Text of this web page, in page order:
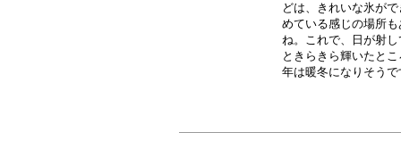
どは、きれいな氷が
めている感じの場所
ね。これで、日が射
ときらきら輝いたと